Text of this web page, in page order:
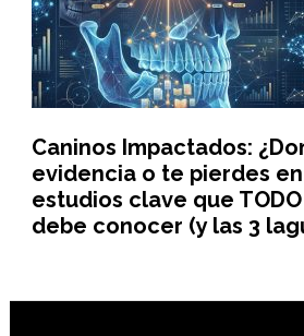
Caninos Impactados:
evidencia o te pierdes en
estudios clave que
debe conocer (y las 3